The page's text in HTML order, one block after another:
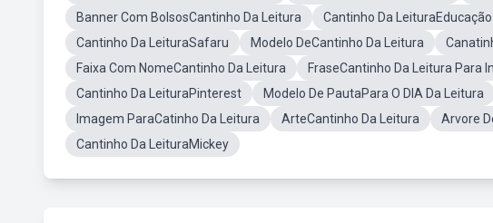
Banner Com BolsosCantinho Da Leitura
Cantinho Da
Cantinho Da LeituraSafaru
Modelo DeCantinho Da Leitura
Faixa Com NomeCantinho Da Leitura
FraseCantinho Da Leitura Para
Cantinho Da LeituraPinterest
Modelo De PautaPara O DIA Da Leitura
Imagem ParaCatinho Da Leitura
ArteCantinho Da Leitura
Arvore
Cantinho Da LeituraMickey